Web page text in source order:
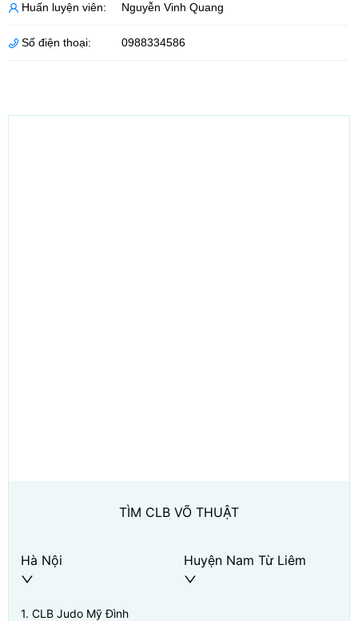
Huấn luyện viên: Nguyễn Vinh Quang
Số điện thoại: 0988334586
TÌM CLB VÕ THUẬT
Hà Nội Huyện Nam Từ Liêm
1. CLB Judo Mỹ Đình